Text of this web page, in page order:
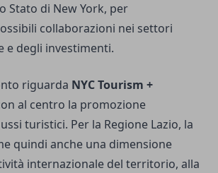
Stato di New York, per
collaborazioni nei settori
e degli investimenti.
riguarda NYC Tourism +
al centro la promozione
turistici. Per la Regione Lazio, la
quindi anche una dimensione
internazionale del territorio, alla